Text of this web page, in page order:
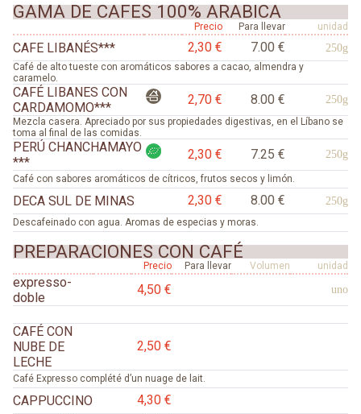
GAMA DE CAFES 100% ARABICA
Precio Para llevar unidad
CAFE LIBANÉS*** 2,30 € 7.00 € 250g
Café de alto tueste con aromáticos sabores a cacao, almendra y
caramelo.
CAFÉ LIBANES CON
CARDAMOMO***
2,70 € 8.00 € 250g
Mezcla casera. Apreciado por sus propiedades digestivas, en el Líbano se
toma al final de las comidas.
PERÚ CHANCHAMAYO
***
2,30 € 7.25 € 250g
Café con sabores aromáticos de cítricos, frutos secos y limón.
DECA SUL DE MINAS 2,30 € 8.00 € 250g
Descafeinado con agua. Aromas de especias y moras.
PREPARACIONES CON CAFÉ
Precio Para llevar Volumen unidad
expresso-
doble
4,50 € uno
CAFÉ CON
NUBE DE
LECHE
2,50 €
Café Expresso complété d’un nuage de lait.
CAPPUCCINO 4,30 €